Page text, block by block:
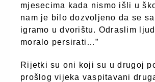
mjesecima kada nismo išli u
nam je bilo dozvoljeno da se
igramo u dvorištu. Odraslim
moralo persirati…”
Rijetki su oni koji su u drugoj
prošlog vijeka vaspitavani